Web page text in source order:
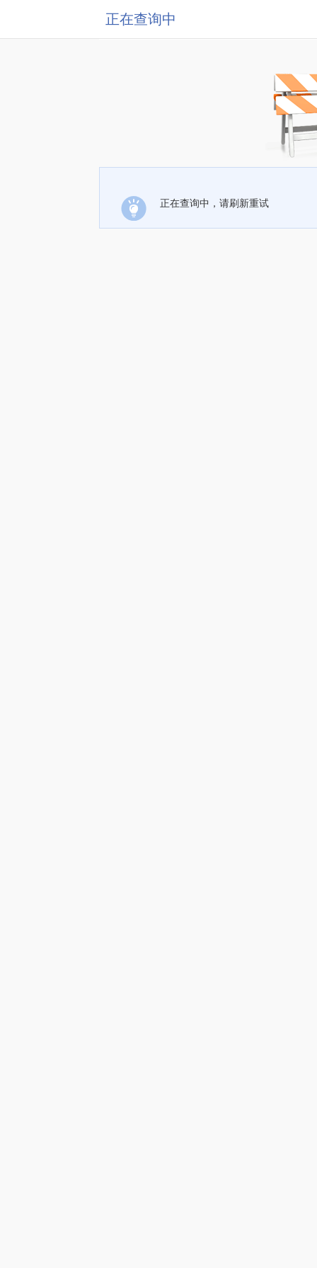
正在查询中
正在查询中，请刷新重试